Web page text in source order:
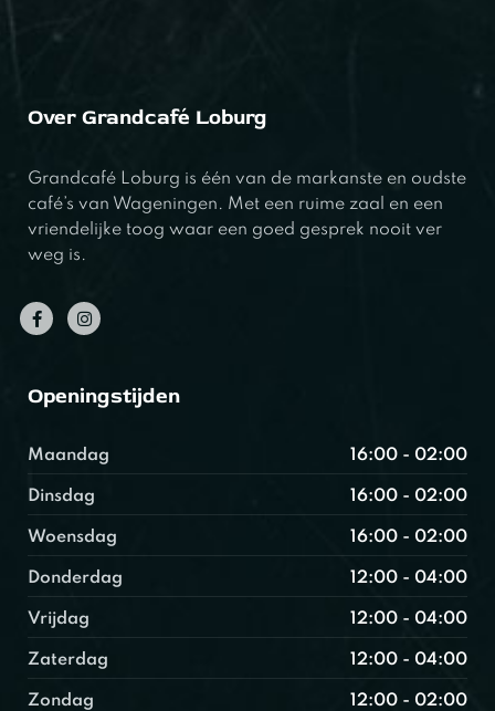
Over Grandcafé Loburg
Grandcafé Loburg is één van de markanste en oudste
café’s van Wageningen. Met een ruime zaal en een
vriendelijke toog waar een goed gesprek nooit ver
weg is.
Openingstijden
Maandag 16:00 - 02:00
Dinsdag 16:00 - 02:00
Woensdag 16:00 - 02:00
Donderdag 12:00 - 04:00
Vrijdag 12:00 - 04:00
Zaterdag 12:00 - 04:00
Zondag 12:00 - 02:00